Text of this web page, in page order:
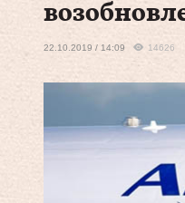
22.10.2019 / 14:09 14626